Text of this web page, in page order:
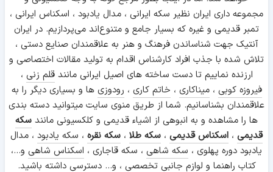
مجموعه داری ایران نظیر سکه ایرانی ، مدال یادبود ، اسکناس ایرانی ،
تمبر قدیمی و غیره که بسیار جامع و متنوع‌اند می‌پردازیم. در ایران
آنتیک جهت شناساندن فرهنگ و هنر به علاقمندان صنایع دستی ،
تلاش شده با جذب افراد کارشناس اقدام به تولید مقالات اختصاصی و
ارزنده نماییم تا دست ساخته های اصیل ایرانی مانندقلم زنی ،
فیروزه کوبی ،میناکاری ، خاتم کاری ، رودوزی ها و بسیاری دیگر را به
علاقمندان بشناسانیم. شما از طریق منوی سایت میتوانید دسته بندی
ها را مشاهده و به انبوهی از اشیاء قدیمی و کلکسیونی مانند سکه
قدیمی ، اسکناس قدیمی ، سکه طلا ، سکه نقره ، سکه یادبود ، مدال
یادبود دوره پهلوی ، سکه شاهی ، سکه قاجاری ، اسکناس شاهی و...،
کتاب راهنما و لوازم جانبی تخصصی ، و... دسترسی داشته باشید.